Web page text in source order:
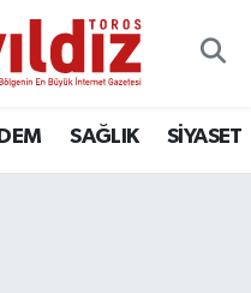
SAĞLIK SİYASET